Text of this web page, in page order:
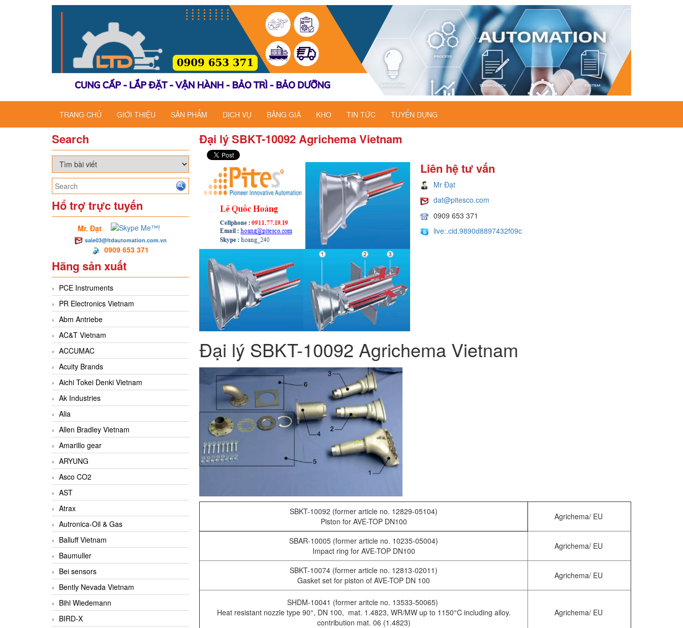
TRANG CHỦ GIỚI THIỆU SẢN PHẨM DỊCH VỤ BẢNG GIÁ KHO TIN TỨC TUYỂN DỤNG
Search
Hổ trợ trực tuyến
Mr. Đạt
sale03@ltdautomation.com.vn
0909 653 371
Hãng sản xuất
PCE Instruments
PR Electronics Vietnam
Abm Antriebe
AC&T Vietnam
ACCUMAC
Acuity Brands
Aichi Tokei Denki Vietnam
Ak Industries
Alia
Allen Bradley Vietnam
Amarillo gear
ARYUNG
Asco CO2
AST
Atrax
Autronica-Oil & Gas
Balluff Vietnam
Baumuller
Bei sensors
Bently Nevada Vietnam
Bihl Wiedemann
BIRD-X
Đại lý SBKT-10092 Agrichema Vietnam
Liên hệ tư vấn
Mr Đạt
dat@pitesco.com
0909 653 371
live:.cid.9890d8897432f09c
Đại lý SBKT-10092 Agrichema Vietnam
SBKT-10092 (former article no. 12829-05104)
Piston for AVE-TOP DN100
Agrichema/ EU
SBAR-10005 (former article no. 10235-05004)
Impact ring for AVE-TOP DN100
Agrichema/ EU
SBKT-10074 (former article no. 12813-02011)
Gasket set for piston of AVE-TOP DN 100
Agrichema/ EU
SHDM-10041 (former aritcle no. 13533-50065)
Heat resistant nozzle type 90°, DN 100, mat. 1.4823, WR/MW up to 1150°C including alloy.
contribution mat. 06 (1.4823)
Agrichema/ EU